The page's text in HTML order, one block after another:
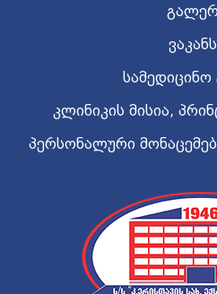
სამედიცინო
კლინიკის მისია,
პერსონალური